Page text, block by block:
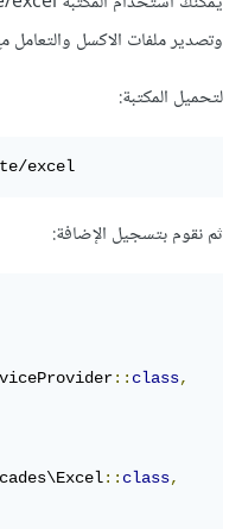
وتصدير ملفات الاكسل والتعامل
لتحميل المكتبة:
excel
ثم نقوم بتسجيل الإضافة:
::class,
::class,